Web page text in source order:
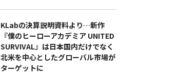
KLabの決算説明資料より…新作
『僕のヒーローアカデミア UNITED
SURVIVAL』は日本国内だけでなく
北米を中心としたグローバル市場が
ターゲットに